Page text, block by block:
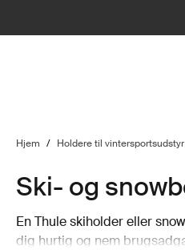
Hjem / Holdere til vintersportsudstyr
Ski- og
En Thule skiholder eller
dig hurtig og nem